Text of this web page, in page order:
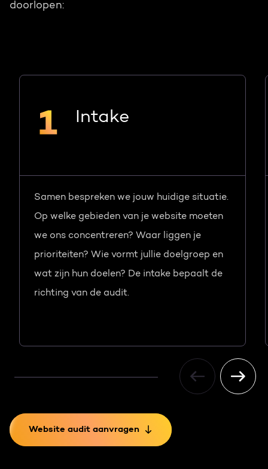
doorlopen:
Intake
Samen bespreken we jouw huidige situatie.
Op welke gebieden van je website moeten
we ons concentreren? Waar liggen je
prioriteiten? Wie vormt jullie doelgroep en
wat zijn hun doelen? De intake bepaalt de
richting van de audit.
Website audit aanvragen